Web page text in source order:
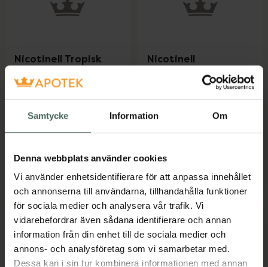
Samtycke Information Om
Denna webbplats använder cookies
Vi använder enhetsidentifierare för att anpassa innehållet
och annonserna till användarna, tillhandahålla funktioner
för sociala medier och analysera vår trafik. Vi
vidarebefordrar även sådana identifierare och annan
information från din enhet till de sociala medier och
annons- och analysföretag som vi samarbetar med.
Dessa kan i sin tur kombinera informationen med annan
Nicotinell Tropisk
frukt 4 mg
Nikotin, Medicinskt
Läkemedel
469 kr
KöpNicotinell Tropisk frukt 4 mg, 469 kr.
Nicotinell
Peppermint 4 mg
Nikotin, Medicinskt
Läkemedel
Köp Nicotinell